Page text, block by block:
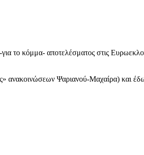
το κόμμα- αποτελέσματος στις
ανακοινώσεων Ψαριανού-Μαχαίρα) και